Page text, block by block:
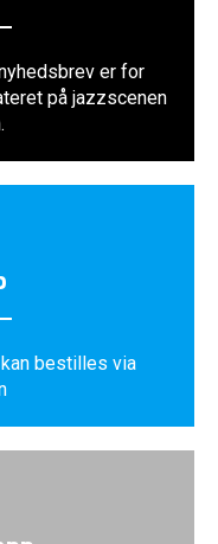
er for
på jazzscenen
bestilles via